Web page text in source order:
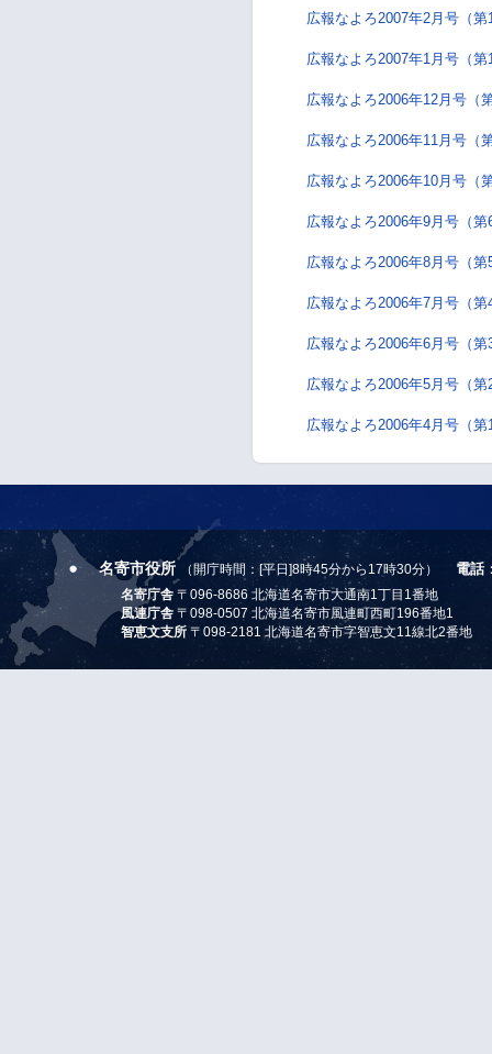
広報なよろ2007年2月号（第
広報なよろ2007年1月号（第
広報なよろ2006年12月号（
広報なよろ2006年11月号（
広報なよろ2006年10月号（
広報なよろ2006年9月号（第
広報なよろ2006年8月号（第
広報なよろ2006年7月号（第
広報なよろ2006年6月号（第
広報なよろ2006年5月号（第
広報なよろ2006年4月号（第
名寄市役所 （開庁時間：[平日]8時45分から17時30分） 電話
名寄庁舎 〒096-8686 北海道名寄市大通南1丁目1番地
風連庁舎 〒098-0507 北海道名寄市風連町西町196番地1
智恵文支所 〒098-2181 北海道名寄市字智恵文11線北2番地